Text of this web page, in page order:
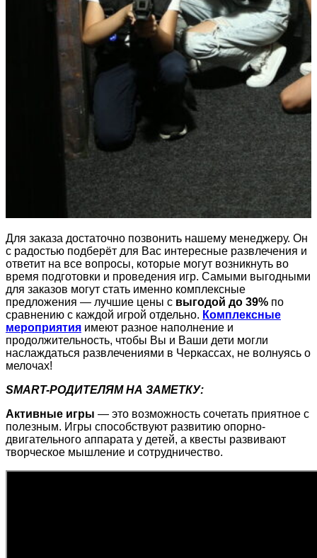
Для заказа достаточно позвонить нашему менеджеру. Он
с радостью подберёт для Вас интересные развлечения и
ответит на все вопросы, которые могут возникнуть во
время подготовки и проведения игр. Самыми выгодными
для заказов могут стать именно комплексные
предложения — лучшие цены с выгодой до 39% по
сравнению с каждой игрой отдельно. Комплексные
мероприятия имеют разное наполнение и
продолжительность, чтобы Вы и Ваши дети могли
наслаждаться развлечениями в Черкассах, не волнуясь о
мелочах!
SMART-РОДИТЕЛЯМ НА ЗАМЕТКУ:
Активные игры — это возможность сочетать приятное с
полезным. Игры способствуют развитию опорно-
двигательного аппарата у детей, а квесты развивают
творческое мышление и сотрудничество.